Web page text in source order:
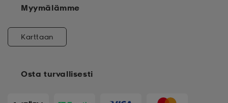
Osta turvallisesti
Myymälämme
Karttaan